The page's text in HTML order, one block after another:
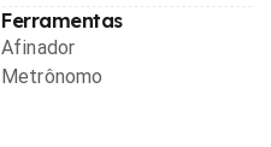
Ferramentas
Afinador
Metrônomo